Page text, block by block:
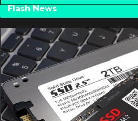
Flash News